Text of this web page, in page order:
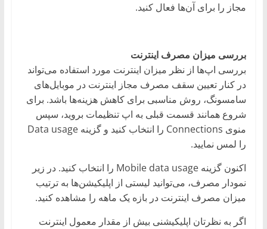
مجاز را برای آن‌ها فعال کنید.
بررسی میزان مصرف اینترنت
بررسی اپ‌ها از نظر میزان اینترنت مورد استفاده می‌تواند
در کنار تعیین سقف مصرف مجاز اینترنت در موبایل‌های
سامسونگ، روش مناسبی برای کاهش هزینه‌ها باشد. برای
شروع همانند قسمت قبلی به اپ تنظیمات بروید، سپس
منوی Connections را انتخاب کنید و گزینه Data usage
را لمس نمایید.
اکنون گزینه Mobile data usage را انتخاب کنید. در زیر
نمودار مصرف، می‌توانید لیستی از اپلیکیشن‌ها به ترتیب
میزان مصرف اینترنت در بازه یک ماهه را مشاهده کنید.
اگر به نظرتان اپلیکیشنی بیش از مقدار معمول اینترنت